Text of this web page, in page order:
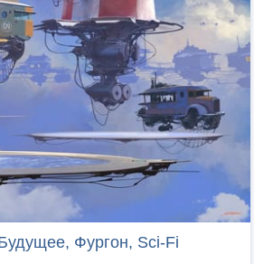
Фургон, Sci-Fi